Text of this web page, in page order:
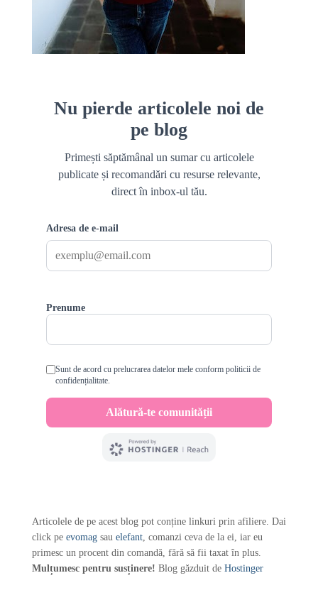
Articolele de pe acest blog pot conține linkuri prin afiliere. Dai
click pe evomag sau elefant, comanzi ceva de la ei, iar eu
primesc un procent din comandă, fără să fii taxat în plus.
Mulțumesc pentru susținere! Blog găzduit de Hostinger